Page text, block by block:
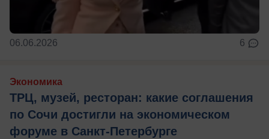
06.06.2026 6
Экономика
ТРЦ, музей, ресторан: какие соглашения
по Сочи достигли на экономическом
форуме в Санкт-Петербурге